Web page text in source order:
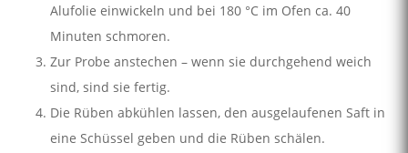
Alufolie einwickeln und bei 180 °C im Ofen ca. 40
Minuten schmoren.
Zur Probe anstechen – wenn sie durchgehend weich
sind, sind sie fertig.
Die Rüben abkühlen lassen, den ausgelaufenen Saft in
eine Schüssel geben und die Rüben schälen.